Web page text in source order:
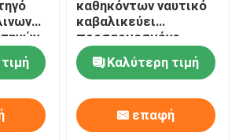
καθηκόντων ναυτικό
καβαλικεύει
προσαρμοσμένο
φορτηγό ανυψωτών
εμπορευματοκιβωτίων
μεταφορέων το
κατασκευαστής
Καλύτερη τιμή
επαφή